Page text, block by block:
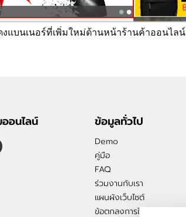
งแบนเนอร์ที่เพิ่มใหม่ด้านหน้าร้านค้าออนไลน์
อนไลน์ ข้อมูลทั่วไป
Demo
คู่มือ
FAQ
ร่วมงานกับเรา
แผนผังเว็บไซต์
ข้อตกลงการใช้บริการ